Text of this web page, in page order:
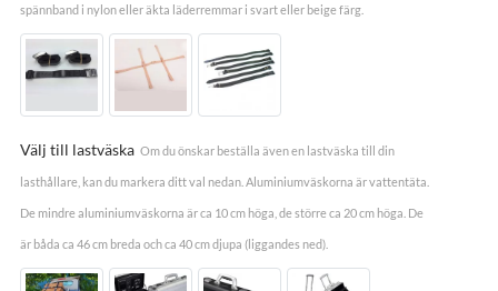
spännband i nylon eller äkta läderremmar i svart eller beige färg.
Välj till lastväska Om du önskar beställa även en lastväska till din
lasthållare, kan du markera ditt val nedan. Aluminiumväskorna är vattentäta.
De mindre aluminiumväskorna är ca 10 cm höga, de större ca 20 cm höga. De
är båda ca 46 cm breda och ca 40 cm djupa (liggandes ned).